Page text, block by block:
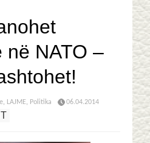
në NATO –
, LAJME, Politika 06.04.2014